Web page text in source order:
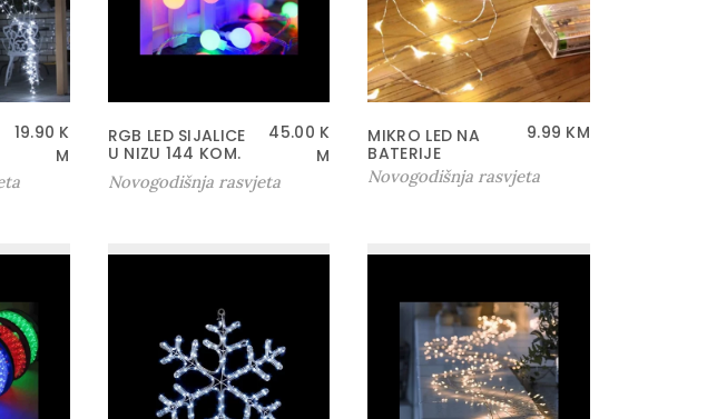
19.90 K
M
RGB LED SIJALICE
U NIZU 144 KOM.
45.00 K
M
Novogodišnja rasvjeta
MIKRO LED NA
BATERIJE
9.99 KM
Novogodišnja rasvjeta